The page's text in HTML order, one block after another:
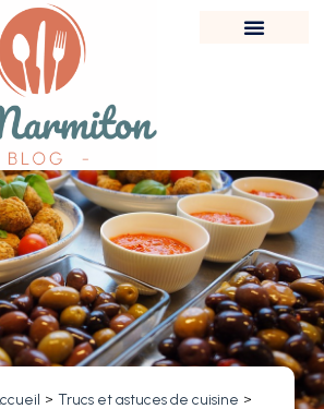
> Trucs et astuces de cuisine >